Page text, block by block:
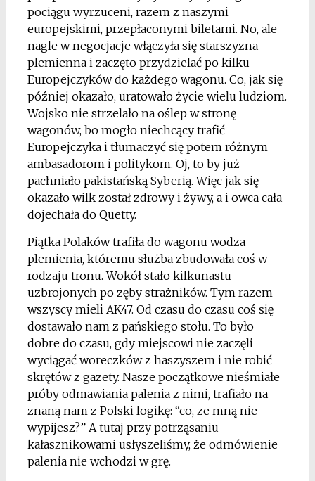
pociągu wyrzuceni, razem z naszymi
europejskimi, przepłaconymi biletami. No, ale
nagle w negocjacje włączyła się starszyzna
plemienna i zaczęto przydzielać po kilku
Europejczyków do każdego wagonu. Co, jak się
później okazało, uratowało życie wielu ludziom.
Wojsko nie strzelało na oślep w stronę
wagonów, bo mogło niechcący trafić
Europejczyka i tłumaczyć się potem różnym
ambasadorom i politykom. Oj, to by już
pachniało pakistańską Syberią. Więc jak się
okazało wilk został zdrowy i żywy, a i owca cała
dojechała do Quetty.
Piątka Polaków trafiła do wagonu wodza
plemienia, któremu służba zbudowała coś w
rodzaju tronu. Wokół stało kilkunastu
uzbrojonych po zęby strażników. Tym razem
wszyscy mieli AK47. Od czasu do czasu coś się
dostawało nam z pańskiego stołu. To było
dobre do czasu, gdy miejscowi nie zaczęli
wyciągać woreczków z haszyszem i nie robić
skrętów z gazety. Nasze początkowe nieśmiałe
próby odmawiania palenia z nimi, trafiało na
znaną nam z Polski logikę: “co, ze mną nie
wypijesz?” A tutaj przy potrząsaniu
kałasznikowami usłyszeliśmy, że odmówienie
palenia nie wchodzi w grę.